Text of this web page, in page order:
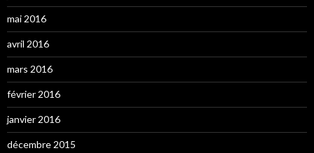
mai 2016
avril 2016
mars 2016
février 2016
janvier 2016
décembre 2015